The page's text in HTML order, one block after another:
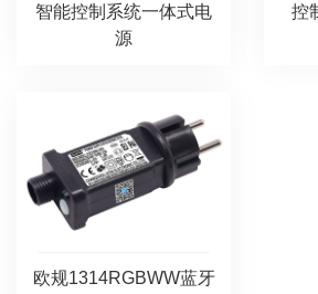
智能控制系统一体式电
源
控
欧规1314RGBWW蓝牙